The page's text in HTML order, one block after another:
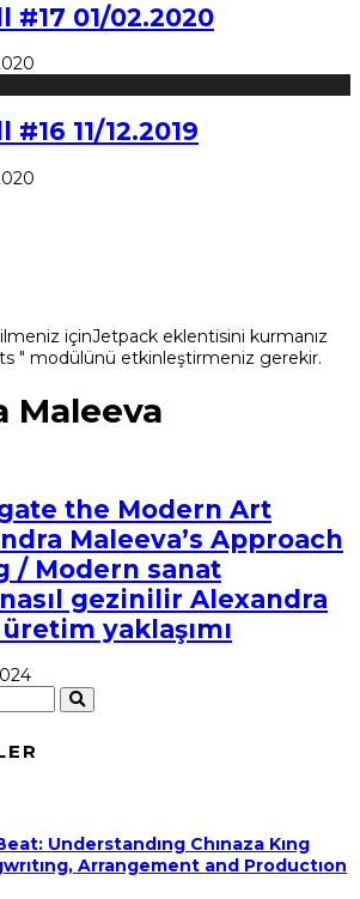
#17 01/02.2020
#16 11/12.2019
içinJetpack eklentisini kurmanız
" modülünü etkinleştirmeniz gerekir.
Maleeva
the Modern Art
Maleeva’s Approach
/ Modern sanat
gezinilir Alexandra
üretim yaklaşımı
Understandıng Chınaza Kıng
Arrangement and Productıon